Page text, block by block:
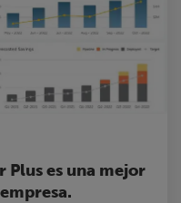
Plus es una mejor